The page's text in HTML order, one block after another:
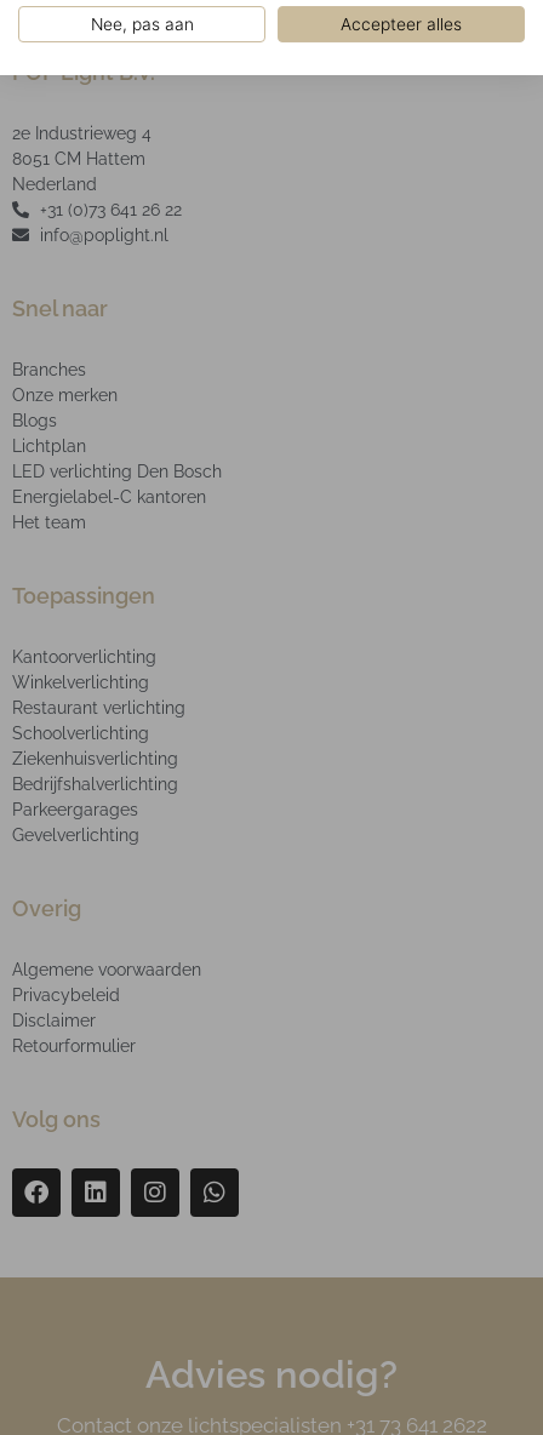
Nee, pas aan Accepteer alles
POP Light B.V.
2e Industrieweg 4
8051 CM Hattem
Nederland
+31 (0)73 641 26 22
info@poplight.nl
Snel naar
Branches
Onze merken
Blogs
Lichtplan
LED verlichting Den Bosch
Energielabel-C kantoren
Het team
Toepassingen
Kantoorverlichting
Winkelverlichting
Restaurant verlichting
Schoolverlichting
Ziekenhuisverlichting
Bedrijfshalverlichting
Parkeergarages
Gevelverlichting
Overig
Algemene voorwaarden
Privacybeleid
Disclaimer
Retourformulier
Volg ons
Advies nodig?
Contact onze lichtspecialisten +31 73 641 2622